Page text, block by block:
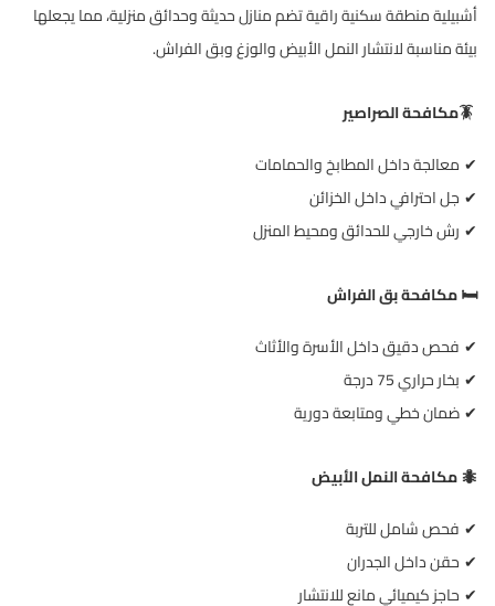
أشبيلية منطقة سكنية راقية تضم منازل حديثة وحدائق منزلية، مما يجعلها
بيئة مناسبة لانتشار النمل الأبيض والوزغ وبق الفراش.
🪳مكافحة الصراصير
✔ معالجة داخل المطابخ والحمامات
✔ جل احترافي داخل الخزائن
✔ رش خارجي للحدائق ومحيط المنزل
🛏 مكافحة بق الفراش
✔ فحص دقيق داخل الأسرة والأثاث
✔ بخار حراري 75 درجة
✔ ضمان خطي ومتابعة دورية
🐜 مكافحة النمل الأبيض
✔ فحص شامل للتربة
✔ حقن داخل الجدران
✔ حاجز كيميائي مانع للانتشار